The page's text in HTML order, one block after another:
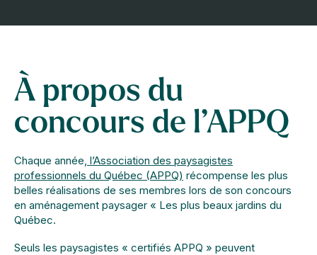
À propos du
concours de l’APPQ
Chaque année, l’Association des paysagistes
professionnels du Québec (APPQ) récompense les plus
belles réalisations de ses membres lors de son concours
en aménagement paysager « Les plus beaux jardins du
Québec.
Seuls les paysagistes « certifiés APPQ » peuvent